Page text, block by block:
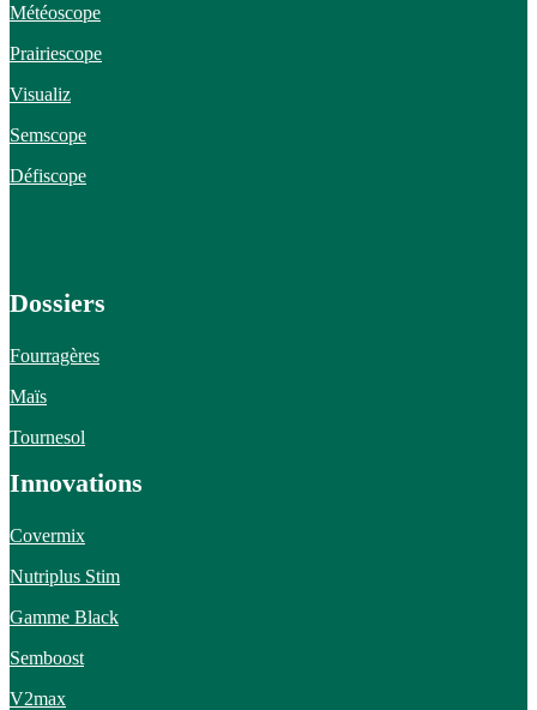
Météoscope
Prairiescope
Visualiz
Semscope
Défiscope
Dossiers
Fourragères
Maïs
Tournesol
Innovations
Covermix
Nutriplus Stim
Gamme Black
Semboost
V2max